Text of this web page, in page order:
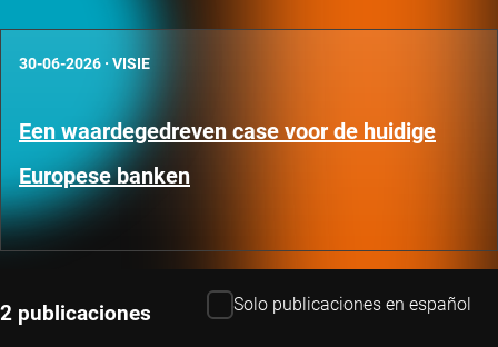
30-06-2026 · VISIE
Een waardegedreven case voor de huidige
Europese banken
2 publicaciones Solo publicaciones en español